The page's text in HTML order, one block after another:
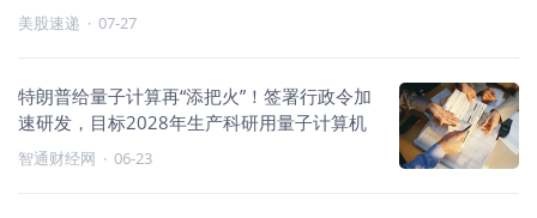
美股速递 · 07-27
特朗普给量子计算再“添把火”！签署行政令加
速研发，目标2028年生产科研用量子计算机
智通财经网 · 06-23